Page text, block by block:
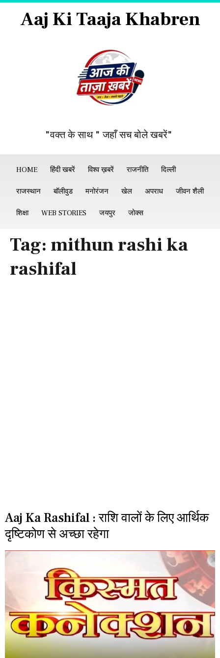
Aaj Ki Taaja Khabren
"वक्त के साथ " जहाँ सच बोले खबरें"
HOME हिंदी खबरें विश्व ख़बरें राजनीति दिल्ली
राजस्थान बॉलीवुड मनोरंजन खेल अपराध जीवन शैली
शिक्षा WEB STORIES जयपुर जोक्स
Tag: mithun rashi ka
rashifal
Aaj Ka Rashifal : राशि वालों के लिए आर्थिक
दृष्टिकोण से अच्छा रहेगा